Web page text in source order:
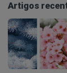
Artigos